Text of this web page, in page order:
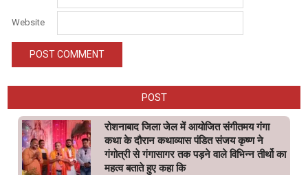
Website
POST
रोशनाबाद जिला जेल में आयोजित संगीतमय गंगा
कथा के दौरान कथाव्यास पंडित संजय कृष्ण ने
गंगोत्री से गंगासागर तक पड़ने वाले विभिन्न तीर्थो का
महत्व बताते हुए कहा कि